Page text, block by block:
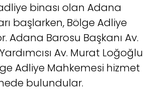
binası olan Adana
başlarken, Bölge Adliye
Adana Barosu Başkanı Av.
Av. Murat Loğoğlu
Adliye Mahkemesi hizmet
bulundular.